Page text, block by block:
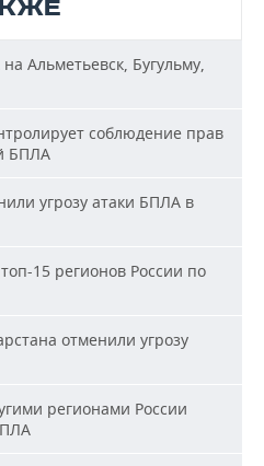
Альметьевск, Бугульму,
соблюдение прав
БПЛА
угрозу атаки БПЛА в
15 регионов России по
отменили угрозу
регионами России